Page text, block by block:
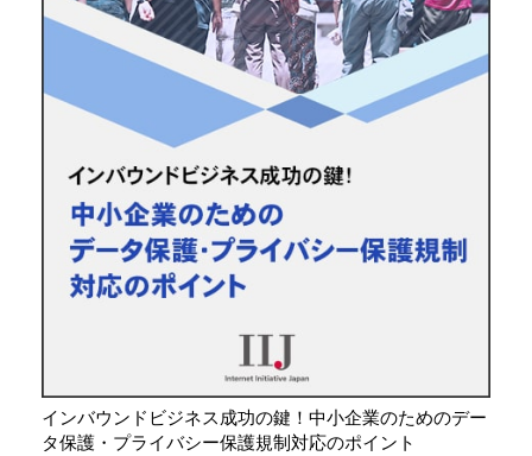
インバウンドビジネス成功の鍵！中小企業のためのデー
タ保護・プライバシー保護規制対応のポイント